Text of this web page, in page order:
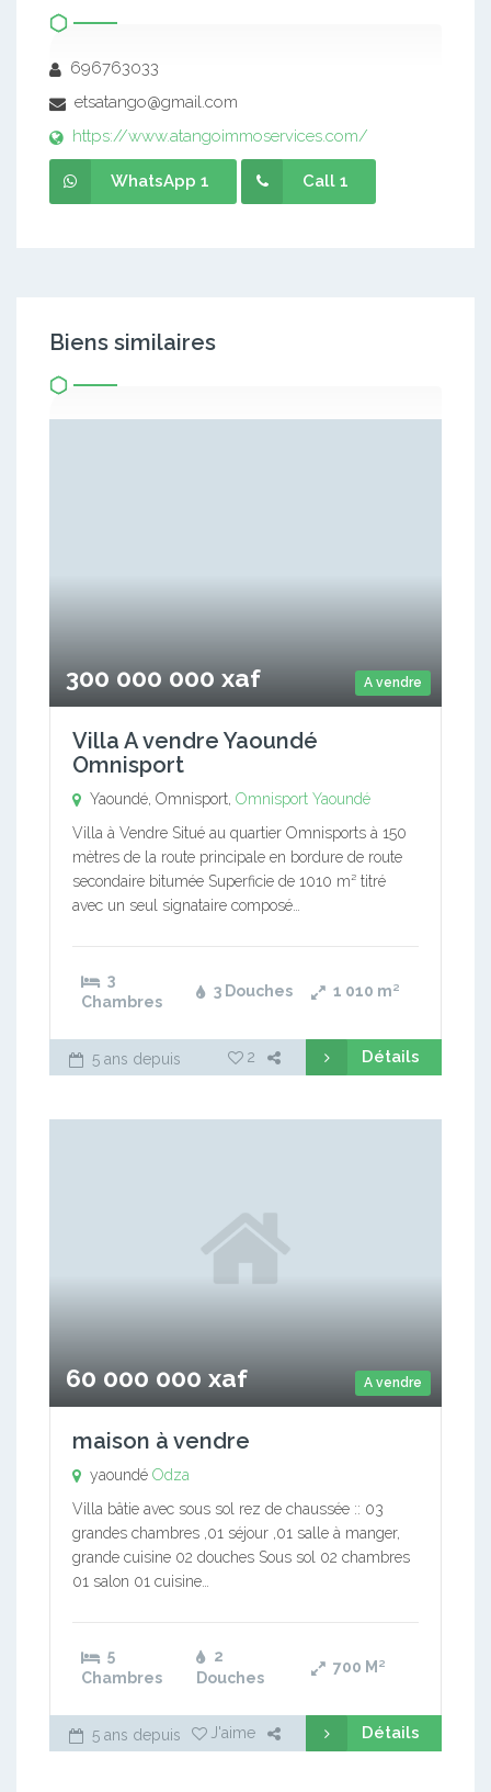
696763033
etsatango@gmail.com
https://www.atangoimmoservices.com/
WhatsApp 1 Call 1
Biens similaires
A vendre
300 000 000 xaf
Villa A vendre Yaoundé
Omnisport
Yaoundé, Omnisport, Omnisport Yaoundé
Villa à Vendre Situé au quartier Omnisports à 150
mètres de la route principale en bordure de route
secondaire bitumée Superficie de 1010 m² titré
avec un seul signataire composé…
3
Chambres
3 Douches 1 010 m²
5 ans depuis 2 Détails
A vendre
60 000 000 xaf
maison à vendre
yaoundé Odza
Villa bâtie avec sous sol rez de chaussée :: 03
grandes chambres ,01 séjour ,01 salle à manger,
grande cuisine 02 douches Sous sol 02 chambres
01 salon 01 cuisine…
5
Chambres
2
Douches
700 M²
5 ans depuis J'aime Détails